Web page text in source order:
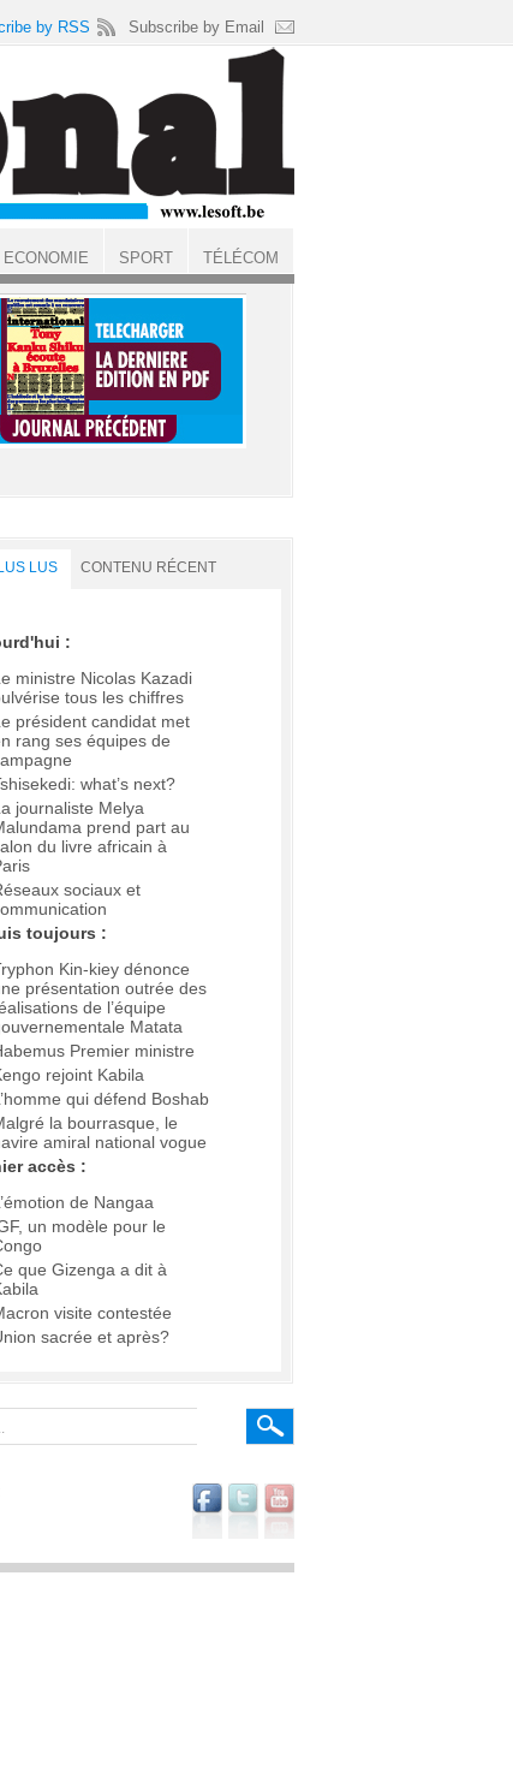
LUS CONTENU RÉCENT
:
ministre Nicolas Kazadi
tous les chiffres
président candidat met
rang ses équipes de
what’s next?
journaliste Melya
prend part au
du livre africain à
sociaux et
toujours :
Kin-kiey dénonce
présentation outrée des
de l’équipe
Matata
Premier ministre
rejoint Kabila
qui défend Boshab
la bourrasque, le
amiral national vogue
accès :
de Nangaa
un modèle pour le
que Gizenga a dit à
visite contestée
sacrée et après?
by RSS Subscribe by Email
ECONOMIE SPORT TÉLÉCOM